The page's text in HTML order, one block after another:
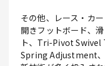
その他、レース・カ
開きフットボード、
ト、Tri-Pivot Swivel
Spring Adjustment